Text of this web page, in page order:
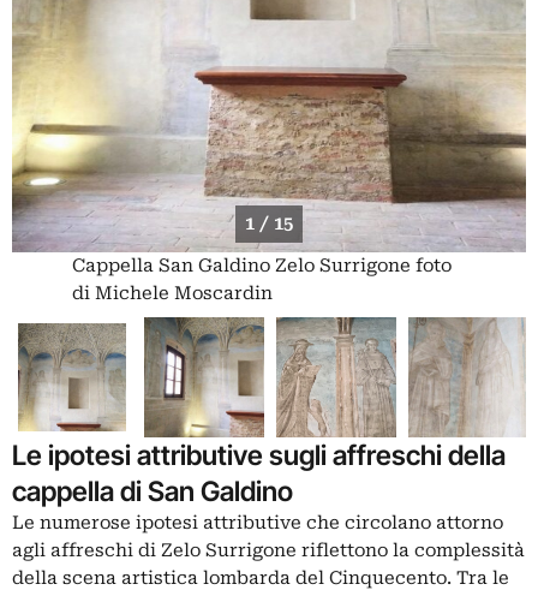
1 / 15
Cappella San Galdino Zelo Surrigone foto
di Michele Moscardin
Le ipotesi attributive sugli affreschi della
cappella di San Galdino
Le numerose ipotesi attributive che circolano attorno
agli affreschi di Zelo Surrigone riflettono la complessità
della scena artistica lombarda del Cinquecento. Tra le